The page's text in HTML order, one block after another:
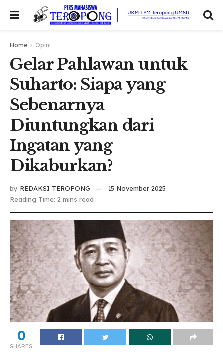
Home Opini
Gelar Pahlawan untuk
Suharto: Siapa yang
Sebenarnya
Diuntungkan dari
Ingatan yang
Dikaburkan?
by REDAKSI TEROPONG
15 November 2025
Reading Time: 2 mins read
0
SHARES